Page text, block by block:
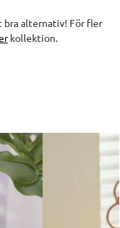
bra alternativ! För fler
kollektion.